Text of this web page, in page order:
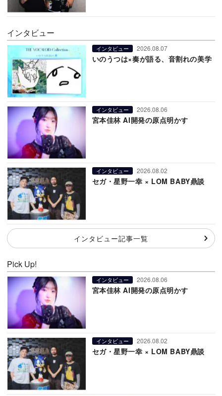
インタビュー
インタビュー 2026.08.07
いのうつは×奏が語る、音割れの美学
インタビュー 2026.08.06
宮本佳林 AI開発の原点明かす
インタビュー 2026.08.02
セガ・星野一幸 × LOM BABY鼎談
インタビュー記事一覧
Pick Up!
インタビュー 2026.08.06
宮本佳林 AI開発の原点明かす
インタビュー 2026.08.02
セガ・星野一幸 × LOM BABY鼎談